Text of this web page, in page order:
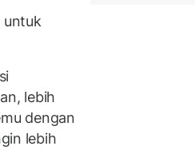
untuk
lebih
dengan
lebih